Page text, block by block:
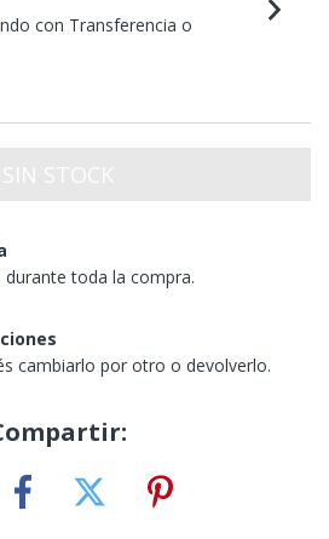
con Transferencia o
toda la compra.
cambiarlo por otro o devolverlo.